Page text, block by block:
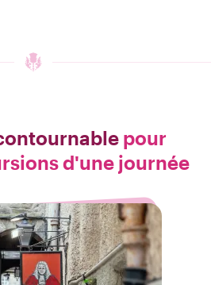
pour
d'une journée